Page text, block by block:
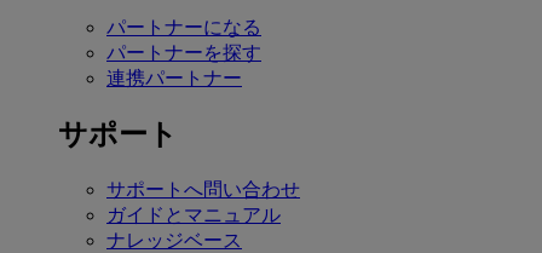
パートナーになる
パートナーを探す
連携パートナー
サポート
サポートへ問い合わせ
ガイドとマニュアル
ナレッジベース